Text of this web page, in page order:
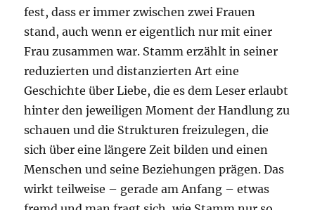
fest, dass er immer zwischen zwei Frauen
stand, auch wenn er eigentlich nur mit einer
Frau zusammen war. Stamm erzählt in seiner
reduzierten und distanzierten Art eine
Geschichte über Liebe, die es dem Leser erlaubt
hinter den jeweiligen Moment der Handlung zu
schauen und die Strukturen freizulegen, die
sich über eine längere Zeit bilden und einen
Menschen und seine Beziehungen prägen. Das
wirkt teilweise – gerade am Anfang – etwas